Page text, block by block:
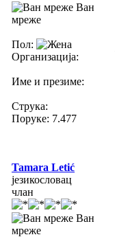
Ван
мреже
Пол:
Организација:
Име и презиме:
Струка:
Поруке: 7.477
Tamara Letić
језикословац
члан
Ван
мреже